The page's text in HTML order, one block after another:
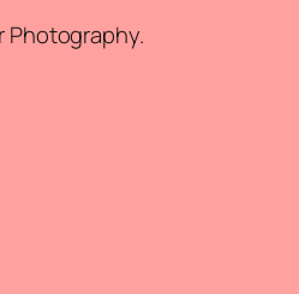
Photography.